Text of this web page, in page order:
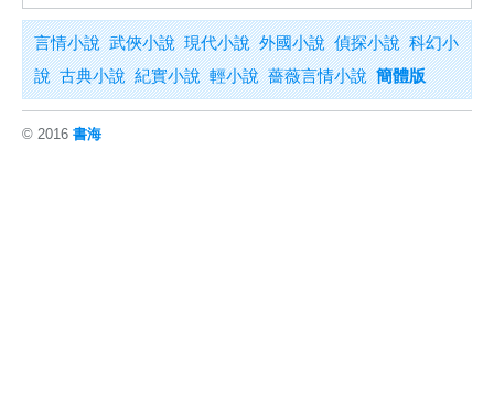
言情小說 武俠小說 現代小說 外國小說 偵探小說 科幻小
說 古典小說 紀實小說 輕小說 薔薇言情小說 簡體版
© 2016 書海